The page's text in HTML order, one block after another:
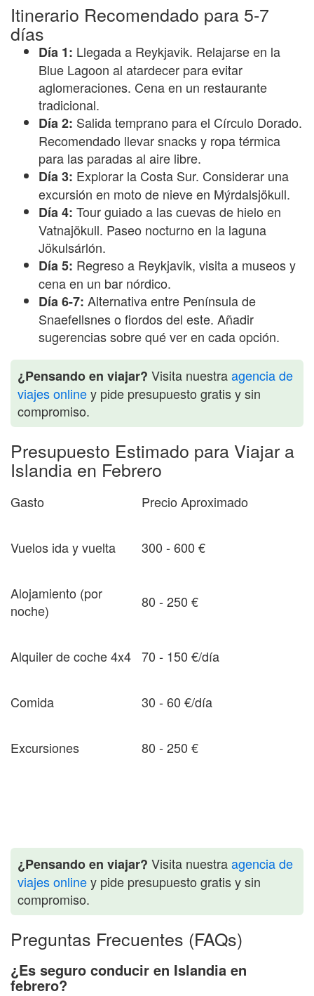
Itinerario Recomendado para 5-7
días
Día 1: Llegada a Reykjavik. Relajarse en la
Blue Lagoon al atardecer para evitar
aglomeraciones. Cena en un restaurante
tradicional.
Día 2: Salida temprano para el Círculo Dorado.
Recomendado llevar snacks y ropa térmica
para las paradas al aire libre.
Día 3: Explorar la Costa Sur. Considerar una
excursión en moto de nieve en Mýrdalsjökull.
Día 4: Tour guiado a las cuevas de hielo en
Vatnajökull. Paseo nocturno en la laguna
Jökulsárlón.
Día 5: Regreso a Reykjavik, visita a museos y
cena en un bar nórdico.
Día 6-7: Alternativa entre Península de
Snaefellsnes o fiordos del este. Añadir
sugerencias sobre qué ver en cada opción.
¿Pensando en viajar? Visita nuestraagencia de
viajes onliney pide presupuesto gratis y sin
compromiso.
Presupuesto Estimado para Viajar a
Islandia en Febrero
Gasto Precio Aproximado
Vuelos ida y vuelta 300 - 600 €
Alojamiento (por
noche)
80 - 250 €
Alquiler de coche 4x4 70 - 150 €/día
Comida 30 - 60 €/día
Excursiones 80 - 250 €
¿Pensando en viajar? Visita nuestraagencia de
viajes onliney pide presupuesto gratis y sin
compromiso.
Preguntas Frecuentes (FAQs)
¿Es seguro conducir en Islandia en
febrero?